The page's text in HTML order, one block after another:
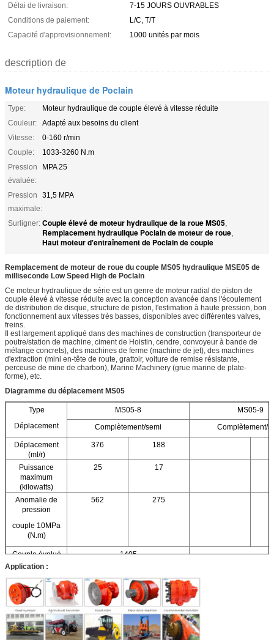
Délai de livraison:
7-15 JOURS OUVRABLES
Conditions de paiement:
L/C, T/T
Capacité d'approvisionnement:
1000 unités par mois
description de
Moteur hydraulique de Poclain
Type:
Moteur hydraulique de couple élevé à vitesse réduite
Couleur:
Adapté aux besoins du client
Vitesse:
0-160 r/min
Couple:
1033-3260 N.m
Pression
évaluée:
MPA 25
Pression
maximale:
31,5 MPA
Surligner: Couple élevé de moteur hydraulique de la roue MS05,
Remplacement hydraulique Poclain de moteur de roue,
Haut moteur d'entraînement de Poclain de couple
Remplacement de moteur de roue du couple MS05 hydraulique MSE05 de
milliseconde Low Speed High de Poclain
Ce moteur hydraulique de série est un genre de moteur radial de piston de
couple élevé à vitesse réduite avec la conception avancée dans l'écoulement
de distribution de disque, structure de piston, l'estimation à haute pression, bon
fonctionnement aux vitesses très basses, disponibles avec différentes valves,
freins.
Il est largement appliqué dans des machines de construction (transporteur de
poutre/station de machine, ciment de Hoistin, cendre, convoyeur à bande de
mélange concrets), des machines de ferme (machine de jet), des machines
d'extraction (mini en-tête de route, grattoir, voiture de remise résistante,
perceuse de mine de charbon), Marine Machinery (grue marine de plate-
forme), etc.
Diagramme du déplacement MS05
Type
Déplacement
MS05-8
MS05-9
Complètement/semi
Complètement/
Déplacement
(ml/r)
376 188
Puissance
maximum
(kilowatts)
25 17
Anomalie de
pression
couple 10MPa
(N.m)
562 275
Couple évalué
(N.m)
1405
Pression évaluée
(MPA)
25
Pression
maximum (MPA)
40
Vitesse nominale
(r/min)
Application :